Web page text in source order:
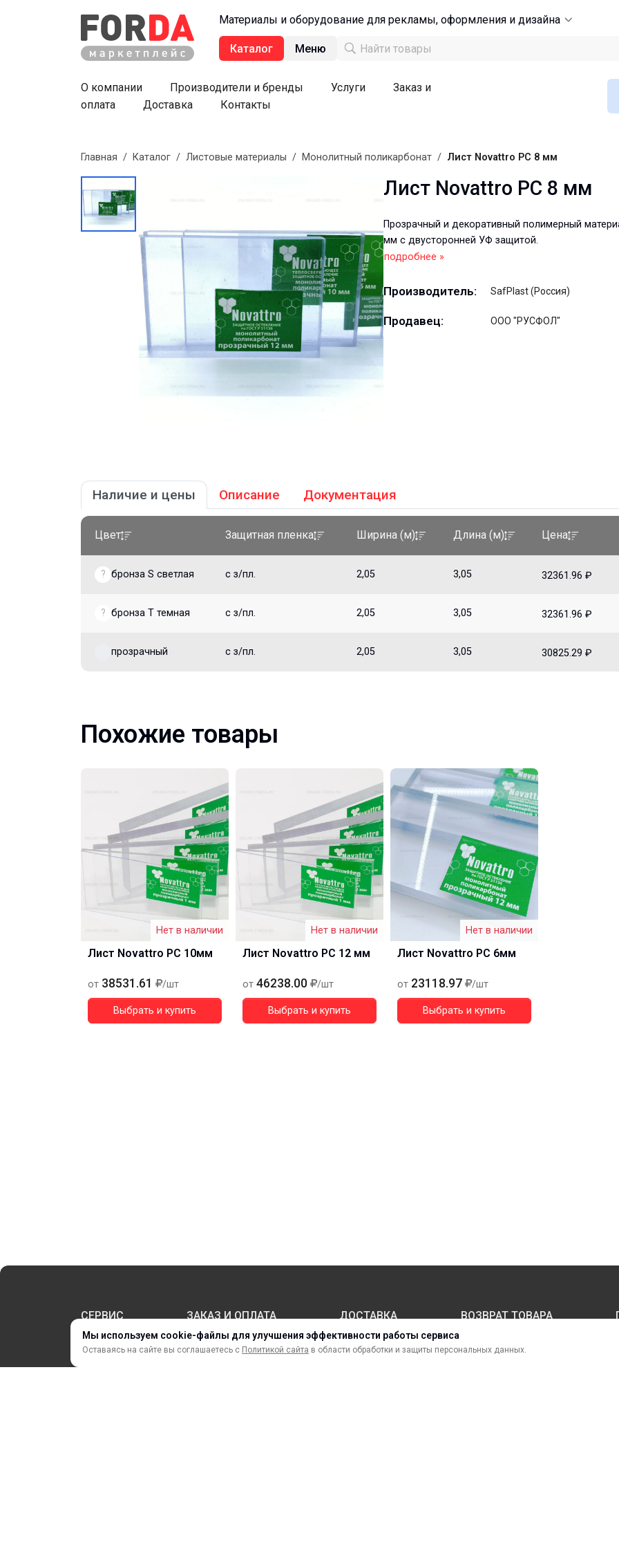
Мы используем cookie-файлы для улучшения эффективности работы сервиса
Оставаясь на сайте вы соглашаетесь с Политикой сайта в области обработки и защиты персональных данных.
Материалы и оборудование для рекламы, оформления и дизайна
Каталог Меню
О компании Производители и бренды Услуги
Заказ и
оплата
Доставка Контакты
Главная / Каталог / Листовые материалы / Монолитный поликарбонат / Лист Novattro PC 8 мм
Лист Novattro PC 8 мм
Прозрачный и декоративный полимерный
мм с двусторонней УФ защитой.
подробнее »
Производитель: SafPlast (Россия)
Продавец: ООО "РУСФОЛ"
Наличие и цены Описание Документация
Цвет Защитная пленка Ширина (м) Длина (м) Цена
? бронза S светлая с з/пл. 2,05 3,05 32361.96 ₽
? бронза Т темная с з/пл. 2,05 3,05 32361.96 ₽
прозрачный с з/пл. 2,05 3,05 30825.29 ₽
Похожие товары
Нет в наличии
Лист Novattro PC 10мм
от 38531.61 /шт
Выбрать и купить
Нет в наличии
Лист Novattro PC 12 мм
от 46238.00 /шт
Выбрать и купить
Нет в наличии
Лист Novattro PC 6мм
от 23118.97 /шт
Выбрать и купить
СЕРВИС ЗАКАЗ И ОПЛАТА ДОСТАВКА ВОЗВРАТ ТОВАРА